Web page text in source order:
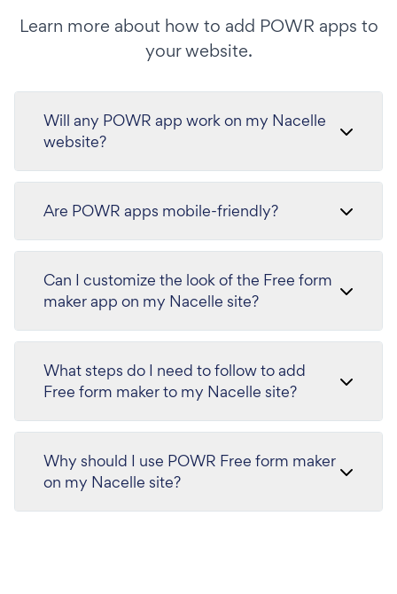
Learn more about how to add POWR apps to
your website.
Will any POWR app work on my Nacelle
website?
Are POWR apps mobile-friendly?
Can I customize the look of the Free form
maker app on my Nacelle site?
What steps do I need to follow to add
Free form maker to my Nacelle site?
Why should I use POWR Free form maker
on my Nacelle site?